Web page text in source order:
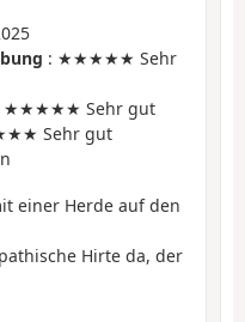
: ★★★★★ Sehr
★★★★★ Sehr gut
Sehr gut
einer Herde auf den
Hirte da, der